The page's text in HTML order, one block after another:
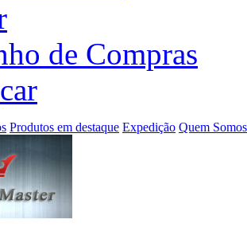
de Compras
Produtos em destaque Expedição Quem Somos